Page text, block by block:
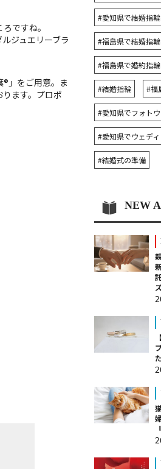
ですね。
ジュエリーブラ
」をご用意。ま
ます。プロポ
#愛知県で結婚指輪
#福島県で結婚指輪
#福島県で婚約指
#結婚指輪 #福
#愛知県でフォト
#愛知県でウェデ
#結婚式の準備
NEW